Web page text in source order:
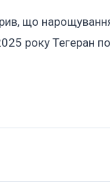
що
року Тегеран